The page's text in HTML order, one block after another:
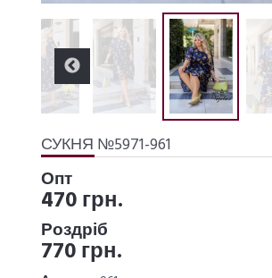
СУКНЯ №5971-961
Опт
470 грн.
Роздріб
770 грн.